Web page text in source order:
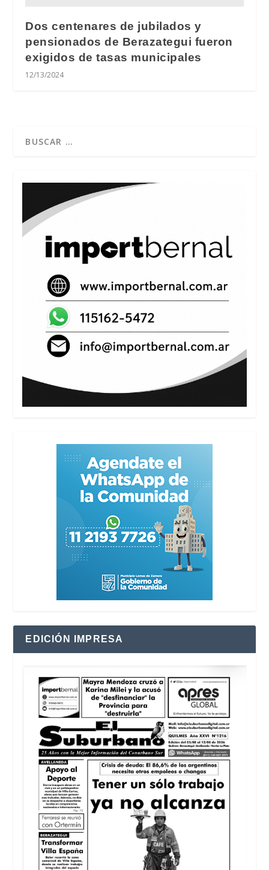
Dos centenares de jubilados y
pensionados de Berazategui fueron
exigidos de tasas municipales
12/13/2024
EDICIÓN IMPRESA